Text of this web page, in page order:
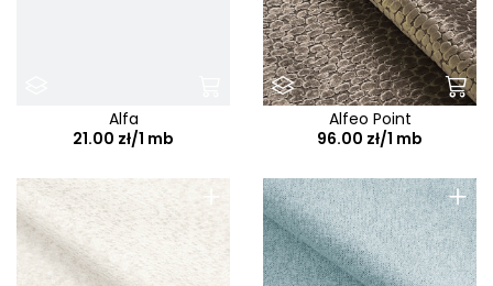
Alfa
21.00 zł/1 mb
Alfeo Point
96.00 zł/1 mb
+ +